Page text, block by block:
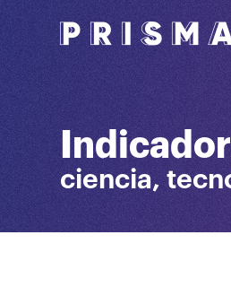
ciencia,